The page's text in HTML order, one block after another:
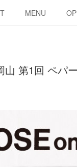
MENU
第1回 ペパ